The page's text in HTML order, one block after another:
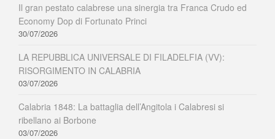
Il gran pestato calabrese una sinergia tra Franca Crudo ed
Economy Dop di Fortunato Princi
30/07/2026
LA REPUBBLICA UNIVERSALE DI FILADELFIA (VV):
RISORGIMENTO IN CALABRIA
03/07/2026
Calabria 1848: La battaglia dell’Angitola i Calabresi si
ribellano ai Borbone
03/07/2026